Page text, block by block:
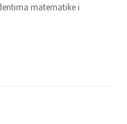
matematike i